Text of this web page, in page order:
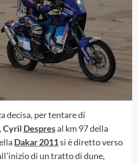
decisa, per tentare di
Cyril Despresal km 97 della
Dakar 2011si è diretto verso
di un tratto di dune,